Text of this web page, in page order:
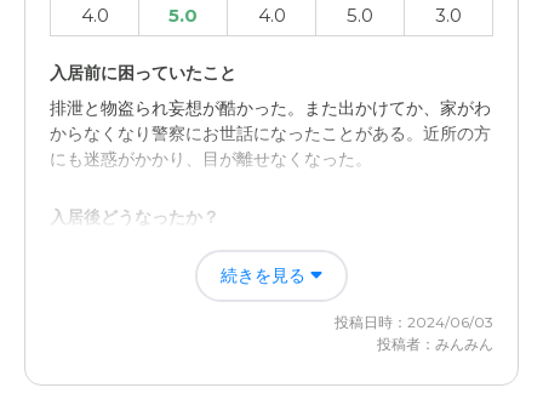
4.0 5.0 4.0 5.0 3.0
入居前に困っていたこと
排泄と物盗られ妄想が酷かった。また出かけてか、家がわ
からなくなり警察にお世話になったことがある。近所の方
にも迷惑がかかり、目が離せなくなった。
入居後どうなったか？
グループホームに入居してからは、穏やかになった。また
グループホームでも家事など率先して行っているようで、
本人も家に帰りたいとは言わないとのこと。
続きを見る
投稿日時：2024/06/03
投稿者：みんみん